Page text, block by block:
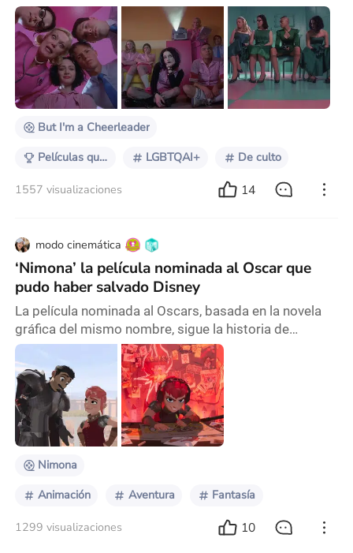
las películas que más me fascinan y la cual es toda
una obra de culto del cine queer. But I'm a Cheerleader
(1999) es una comedia satírica con puro derroche
camp, dirigida por la cineasta estadounidense Jamie
Babbit. El guion corrió a cargo del guionista Brian
Peterson, aunque la historia fuera or
But I'm a Cheerleader
Películas que volverías a ver LGBTQAI+ De culto
1557 visualizaciones 14
modo cinemática
‘Nimona’ la película nominada al Oscar que
pudo haber salvado Disney
La película nominada al Oscars, basada en la novela
gráfica del mismo nombre, sigue la historia de
Nimona, una joven con habilidades de transformarse
en cualquier ser vivo, que se une a un caballero
acusado de un crimen que no ha cometido. Juntos
buscan demostrar su inocencia, mientras que el
caballero se cuestiona si ella es el monstruo al que
juró en su pasado destruir. Esta cinta es una joyita
Nimona
Animación Aventura Fantasía
1299 visualizaciones 10